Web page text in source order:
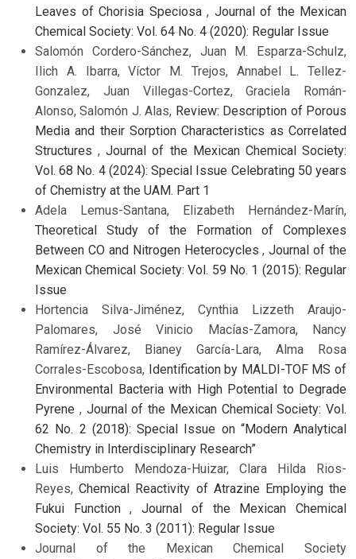
Leaves of Chorisia Speciosa , Journal of the Mexican
Chemical Society: Vol. 64 No. 4 (2020): Regular Issue
Salomón Cordero-Sánchez, Juan M. Esparza-Schulz,
Ilich A. Ibarra, Víctor M. Trejos, Annabel L. Tellez-
Gonzalez, Juan Villegas-Cortez, Graciela Román-
Alonso, Salomón J. Alas, Review: Description of Porous
Media and their Sorption Characteristics as Correlated
Structures,Journal of the Mexican Chemical Society:
Vol. 68 No. 4 (2024): Special Issue Celebrating 50 years
of Chemistry at the UAM. Part 1
Adela Lemus-Santana, Elizabeth Hernández-Marín,
Theoretical Study of the Formation of Complexes
Between CO and Nitrogen Heterocycles,Journal of the
Mexican Chemical Society: Vol. 59 No. 1 (2015): Regular
Issue
Hortencia Silva-Jiménez, Cynthia Lizzeth Araujo-
Palomares, José Vinicio Macías-Zamora, Nancy
Ramírez-Álvarez, Bianey García-Lara, Alma Rosa
Corrales-Escobosa, Identification by MALDI-TOF MS of
Environmental Bacteria with High Potential to Degrade
Pyrene , Journal of the Mexican Chemical Society: Vol.
62 No. 2 (2018): Special Issue on “Modern Analytical
Chemistry in Interdisciplinary Research”
Luis Humberto Mendoza-Huizar, Clara Hilda Rios-
Reyes,Chemical Reactivity of Atrazine Employing the
Fukui Function,Journal of the Mexican Chemical
Society: Vol. 55 No. 3 (2011): Regular Issue
Journal of the Mexican Chemical Society